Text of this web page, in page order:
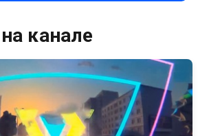
канале